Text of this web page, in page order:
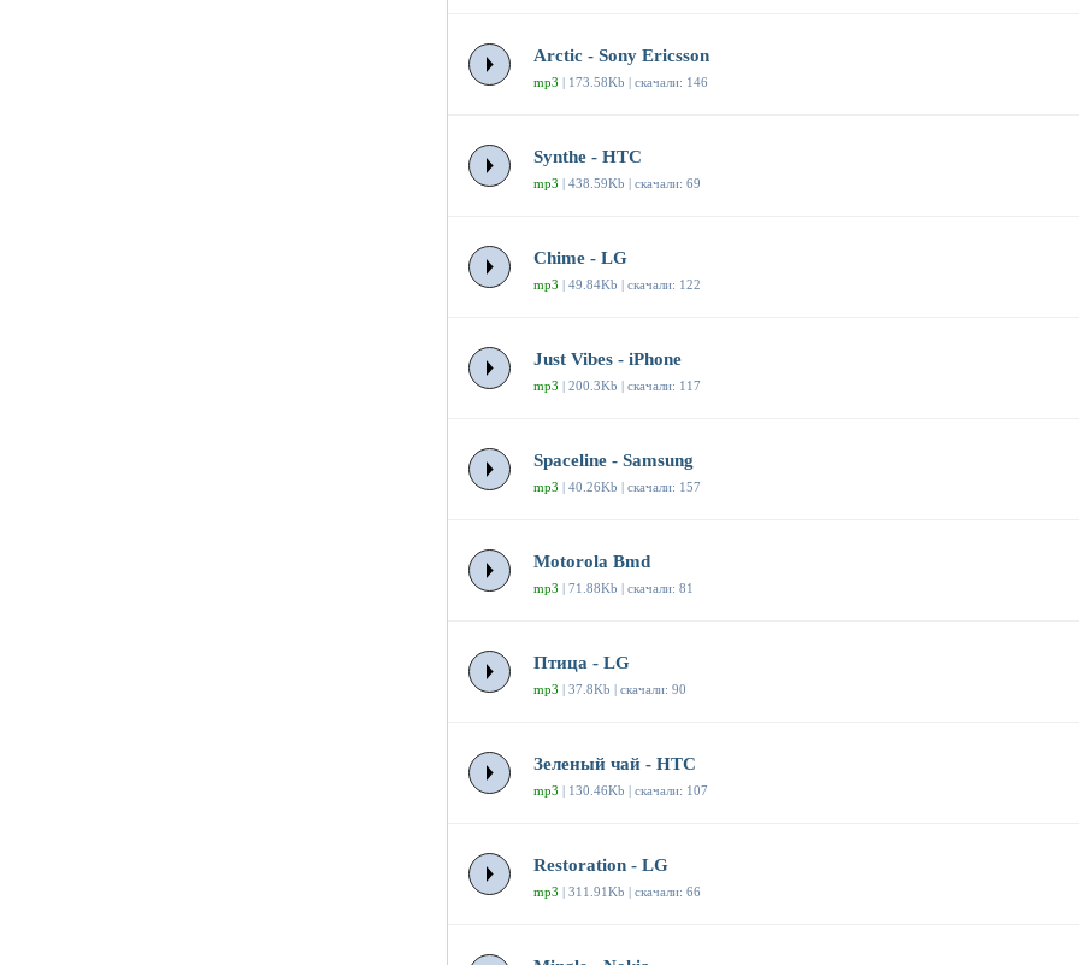
Arctic - Sony Ericsson
mp3 | 173.58Kb | скачали: 146
Synthe - HTC
mp3 | 438.59Kb | скачали: 69
Chime - LG
mp3 | 49.84Kb | скачали: 122
Just Vibes - iPhone
mp3 | 200.3Kb | скачали: 117
Spaceline - Samsung
mp3 | 40.26Kb | скачали: 157
Motorola Bmd
mp3 | 71.88Kb | скачали: 81
Птица - LG
mp3 | 37.8Kb | скачали: 90
Зеленый чай - HTC
mp3 | 130.46Kb | скачали: 107
Restoration - LG
mp3 | 311.91Kb | скачали: 66